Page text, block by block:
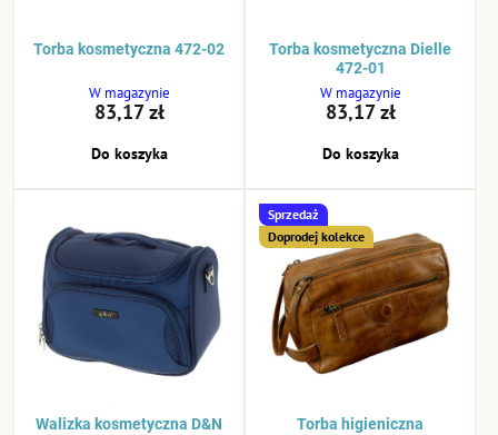
Torba kosmetyczna 472-02
W magazynie
83,17 zł
Do koszyka
Torba kosmetyczna Dielle
472-01
W magazynie
83,17 zł
Do koszyka
Walizka kosmetyczna D&N
Sprzedaż
Doprodej kolekce
Torba higieniczna